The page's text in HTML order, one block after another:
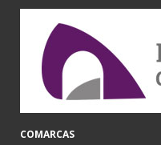
COMARCAS